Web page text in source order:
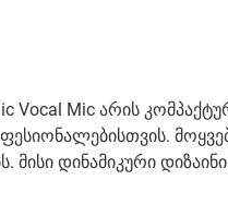
Vocal Mic არის
მისი დინამიკური